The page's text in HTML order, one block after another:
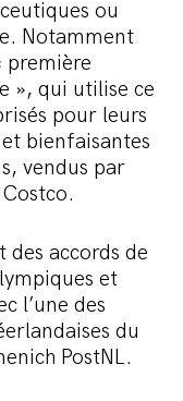
ou
Notamment
première
», qui utilise ce
pour leurs
bienfaisantes
vendus par
accords de
et
l’une des
du
PostNL.